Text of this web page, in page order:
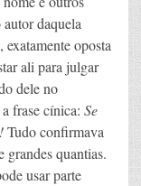
daquela
oposta
ali para julgar
dele no
frase cínica: Se
Tudo confirmava
grandes quantias.
usar parte